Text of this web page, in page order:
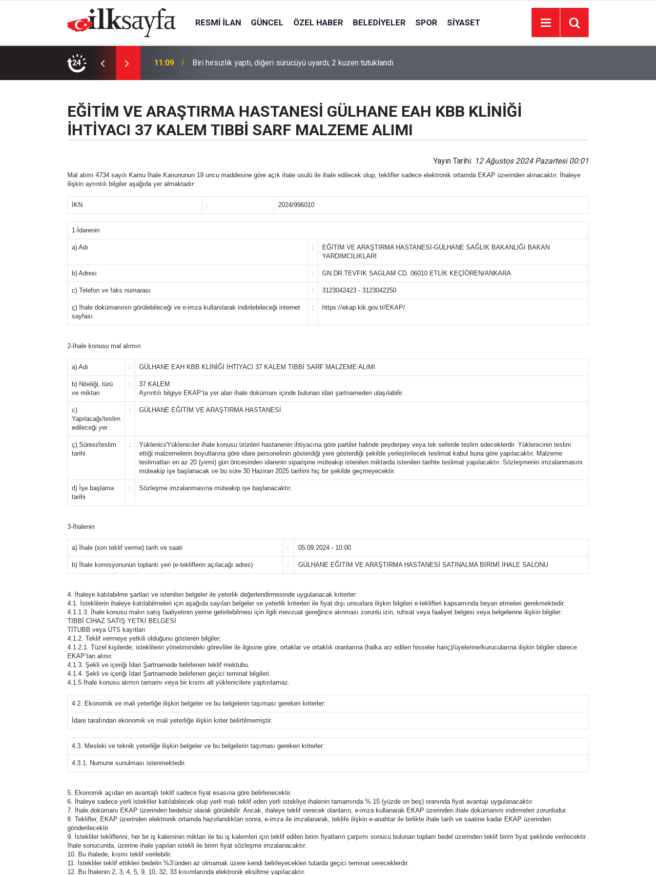
RESMI İLAN GÜNCEL ÖZEL HABER BELEDIYELER SPOR SIYASET
24 11:09 Biri hırsızlık yaptı, diğeri sürücüyü uyardı; 2 kuzen tutuklandı
EĞİTİM VE ARAŞTIRMA HASTANESİ GÜLHANE EAH KBB KLİNİĞİ
İHTİYACI 37 KALEM TIBBİ SARF MALZEME ALIMI
Yayın Tarihi: 12 Ağustos 2024 Pazartesi 00:01
Mal alımı 4734 sayılı Kamu İhale Kanununun 19 uncu maddesine göre açık ihale usulü ile ihale edilecek olup, teklifler sadece elektronik ortamda EKAP üzerinden alınacaktır. İhaleye
ilişkin ayrıntılı bilgiler aşağıda yer almaktadır:
İKN : 2024/996010
1-İdarenin
a) Adı :
EĞİTİM VE ARAŞTIRMA HASTANESİ-GÜLHANE SAĞLIK BAKANLIĞI BAKAN
YARDIMCILIKLARI
b) Adresi : GN.DR.TEVFIK SAGLAM CD. 06010 ETLİK KEÇİÖREN/ANKARA
c) Telefon ve faks numarası : 3123042423 - 3123042250
ç) İhale dokümanının görülebileceği ve e-imza kullanılarak indirilebileceği internet
sayfası
: https://ekap.kik.gov.tr/EKAP/
2-İhale konusu mal alımın
a) Adı : GÜLHANE EAH KBB KLİNİĞİ İHTİYACI 37 KALEM TIBBİ SARF MALZEME ALIMI
b) Niteliği, türü
ve miktarı
:
37 KALEM
Ayrıntılı bilgiye EKAP’ta yer alan ihale dokümanı içinde bulunan idari şartnameden ulaşılabilir.
c)
Yapılacağı/teslim
edileceği yer
: GÜLHANE EĞİTİM VE ARAŞTIRMA HASTANESİ
ç) Süresi/teslim
tarihi
:
Yüklenici/Yükleniciler ihale konusu ürünleri hastanenin ihtiyacına göre partiler halinde peyderpey veya tek seferde teslim edeceklerdir. Yüklenicinin teslim
ettiği malzemelerin boyutlarına göre idare personelinin gösterdiği yere gösterdiği şekilde yerleştirilecek teslimat kabul buna göre yapılacaktır. Malzeme
teslimatları en az 20 (yirmi) gün öncesinden idarenin siparişine müteakip istenilen miktarda istenilen tarihte teslimat yapılacaktır. Sözleşmenin imzalanmasını
müteakip işe başlanacak ve bu süre 30 Haziran 2025 tarihini hiç bir şekilde geçmeyecektir.
d) İşe başlama
tarihi
: Sözleşme imzalanmasına müteakip işe başlanacaktır.
3-İhalenin
a) İhale (son teklif verme) tarih ve saati : 05.09.2024 - 10:00
b) İhale komisyonunun toplantı yeri (e-tekliflerin açılacağı adres) : GÜLHANE EĞİTİM VE ARAŞTIRMA HASTANESİ SATINALMA BİRİMİ İHALE SALONU
4. İhaleye katılabilme şartları ve istenilen belgeler ile yeterlik değerlendirmesinde uygulanacak kriterler:
4.1. İsteklilerin ihaleye katılabilmeleri için aşağıda sayılan belgeler ve yeterlik kriterleri ile fiyat dışı unsurlara ilişkin bilgileri e-teklifleri kapsamında beyan etmeleri gerekmektedir.
4.1.1.3. İhale konusu malın satış faaliyetinin yerine getirilebilmesi için ilgili mevzuat gereğince alınması zorunlu izin, ruhsat veya faaliyet belgesi veya belgelerine ilişkin bilgiler:
TIBBİ CİHAZ SATIŞ YETKİ BELGESİ
TİTUBB veya ÜTS kayıtları
4.1.2. Teklif vermeye yetkili olduğunu gösteren bilgiler;
4.1.2.1. Tüzel kişilerde; isteklilerin yönetimindeki görevliler ile ilgisine göre, ortaklar ve ortaklık oranlarına (halka arz edilen hisseler hariç)/üyelerine/kurucularına ilişkin bilgiler idarece
EKAP’tan alınır.
4.1.3. Şekli ve içeriği İdari Şartnamede belirlenen teklif mektubu.
4.1.4. Şekli ve içeriği İdari Şartnamede belirlenen geçici teminat bilgileri.
4.1.5 İhale konusu alımın tamamı veya bir kısmı alt yüklenicilere yaptırılamaz.
4.2. Ekonomik ve mali yeterliğe ilişkin belgeler ve bu belgelerin taşıması gereken kriterler:
İdare tarafından ekonomik ve mali yeterliğe ilişkin kriter belirtilmemiştir.
4.3. Mesleki ve teknik yeterliğe ilişkin belgeler ve bu belgelerin taşıması gereken kriterler:
4.3.1. Numune sunulması istenmektedir.
5. Ekonomik açıdan en avantajlı teklif sadece fiyat esasına göre belirlenecektir.
6. İhaleye sadece yerli istekliler katılabilecek olup yerli malı teklif eden yerli istekliye ihalenin tamamında % 15 (yüzde on beş) oranında fiyat avantajı uygulanacaktır.
7. İhale dokümanı EKAP üzerinden bedelsiz olarak görülebilir. Ancak, ihaleye teklif verecek olanların, e-imza kullanarak EKAP üzerinden ihale dokümanını indirmeleri zorunludur.
8. Teklifler, EKAP üzerinden elektronik ortamda hazırlandıktan sonra, e-imza ile imzalanarak, teklife ilişkin e-anahtar ile birlikte ihale tarih ve saatine kadar EKAP üzerinden
gönderilecektir.
9. İstekliler tekliflerini, her bir iş kaleminin miktarı ile bu iş kalemleri için teklif edilen birim fiyatların çarpımı sonucu bulunan toplam bedel üzerinden teklif birim fiyat şeklinde verilecektir.
İhale sonucunda, üzerine ihale yapılan istekli ile birim fiyat sözleşme imzalanacaktır.
10. Bu ihalede, kısmı teklif verilebilir.
11. İstekliler teklif ettikleri bedelin %3’ünden az olmamak üzere kendi belirleyecekleri tutarda geçici teminat vereceklerdir.
12. Bu İhalenin 2, 3, 4, 5, 9, 10, 32, 33 kısımlarında elektronik eksiltme yapılacaktır.